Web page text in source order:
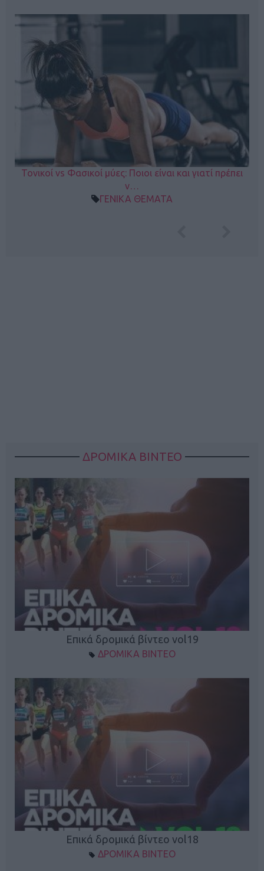
Τονικοί vs Φασικοί μύες: Ποιοι είναι και γιατί πρέπει
ν…
ΓΕΝΙΚΑ ΘΕΜΑΤΑ
ΔΡΟΜΙΚΑ ΒΙΝΤΕΟ
Επικά δρομικά βίντεο vol19
ΔΡΟΜΙΚΑ ΒΙΝΤΕΟ
Επικά δρομικά βίντεο vol18
ΔΡΟΜΙΚΑ ΒΙΝΤΕΟ